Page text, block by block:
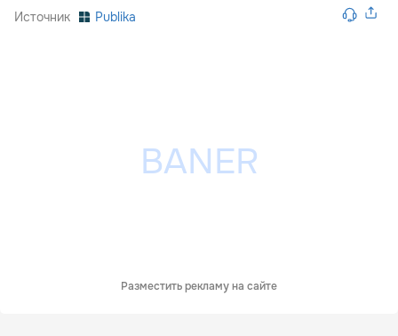
Источник Publika
Разместить рекламу на сайте